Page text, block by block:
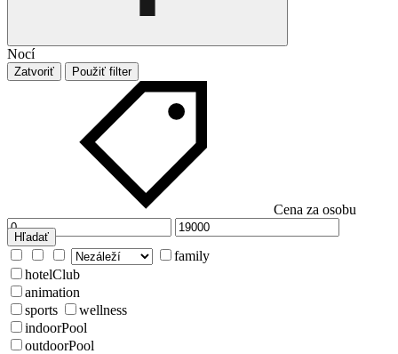
Nocí
Zatvoriť Použiť filter
Cena za osobu
Hľadať
family
hotelClub
animation
sports
wellness
indoorPool
outdoorPool